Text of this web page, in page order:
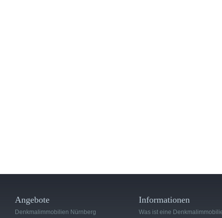
Angebote
Denkmalimmobilien Nürnberg
Informationen
Was ist eine